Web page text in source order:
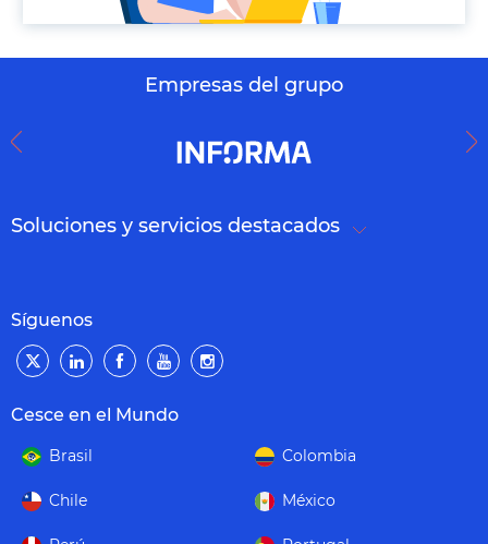
Empresas del grupo
Soluciones y servicios destacados
Síguenos
Cesce en el Mundo
Brasil Colombia
Chile México